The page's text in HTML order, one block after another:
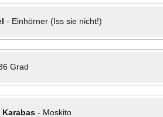
- Einhörner (Iss sie nicht!)
Grad
Karabas- Moskito